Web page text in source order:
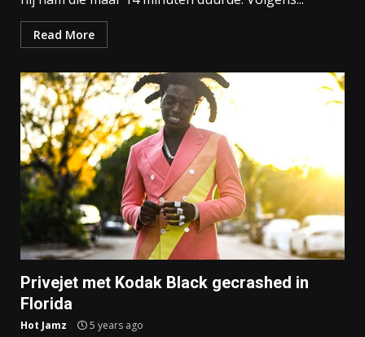
Read More
Privejet met Kodak Black gecrashed in
Florida
Hot Jamz 5 years ago